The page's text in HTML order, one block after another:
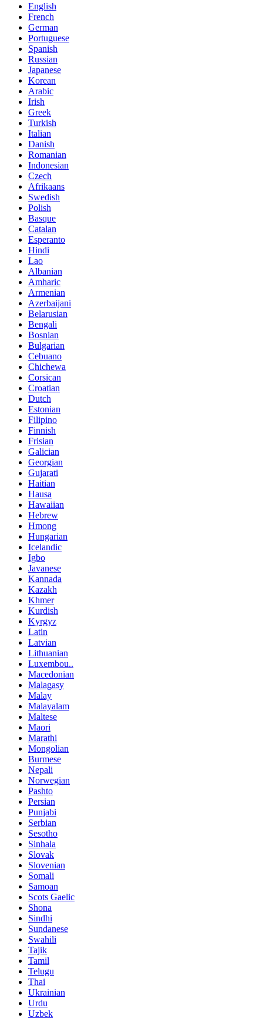
English
French
German
Portuguese
Spanish
Russian
Japanese
Korean
Arabic
Irish
Greek
Turkish
Italian
Danish
Romanian
Indonesian
Czech
Afrikaans
Swedish
Polish
Basque
Catalan
Esperanto
Hindi
Lao
Albanian
Amharic
Armenian
Azerbaijani
Belarusian
Bengali
Bosnian
Bulgarian
Cebuano
Chichewa
Corsican
Croatian
Dutch
Estonian
Filipino
Finnish
Frisian
Galician
Georgian
Gujarati
Haitian
Hausa
Hawaiian
Hebrew
Hmong
Hungarian
Icelandic
Igbo
Javanese
Kannada
Kazakh
Khmer
Kurdish
Kyrgyz
Latin
Latvian
Lithuanian
Luxembou..
Macedonian
Malagasy
Malay
Malayalam
Maltese
Maori
Marathi
Mongolian
Burmese
Nepali
Norwegian
Pashto
Persian
Punjabi
Serbian
Sesotho
Sinhala
Slovak
Slovenian
Somali
Samoan
Scots Gaelic
Shona
Sindhi
Sundanese
Swahili
Tajik
Tamil
Telugu
Thai
Ukrainian
Urdu
Uzbek